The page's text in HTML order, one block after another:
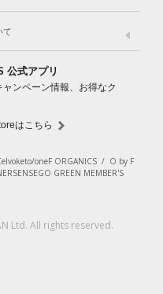
Facebook
て
ライバシーポリシー
示
免責事項
Site
公式アプリ
ンペーン情報、お得なク
はこちら
to/oneF ORGANICS/ O by F
GO GREEN MEMBER'S
Ltd. All rights reserved.